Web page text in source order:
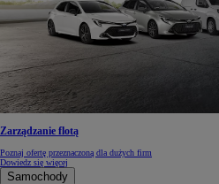
Zarządzanie flotą
Poznaj ofertę przeznaczoną dla dużych firm
Dowiedz się więcej
Samochody